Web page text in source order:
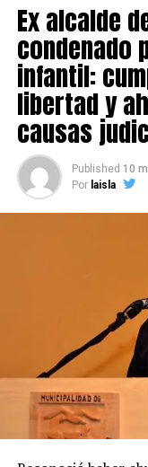
Ex alcalde
condenado
infantil:
libertad y
causas
Published 10
Por laisla